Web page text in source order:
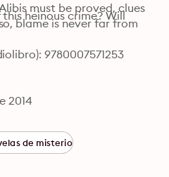
must be proved, clues
blame is never far from
heinous crime? Will
9780007571253
2014
de misterio